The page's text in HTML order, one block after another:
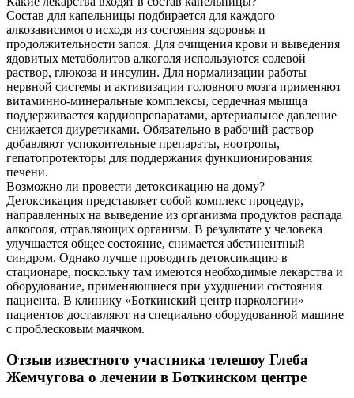
Состав для капельницы подбирается для каждого
алкозависимого исходя из состояния здоровья и
продолжительности запоя. Для очищения крови и выведения
ядовитых метаболитов алкоголя используются солевой
раствор, глюкоза и инсулин. Для нормализации работы
нервной системы и активизации головного мозга применяют
витаминно-минеральные комплексы, сердечная мышца
поддерживается кардиопрепаратами, артериальное давление
снижается диуретиками. Обязательно в рабочий раствор
добавляют успокоительные препараты, ноотропы,
гепатопротекторы для поддержания функционирования
печени.
Возможно ли провести детоксикацию на дому?
Детоксикация представляет собой комплекс процедур,
направленных на выведение из организма продуктов распада
алкоголя, отравляющих организм. В результате у человека
улучшается общее состояние, снимается абстинентный
синдром. Однако лучше проводить детоксикацию в
стационаре, поскольку там имеются необходимые лекарства и
оборудование, применяющиеся при ухудшении состояния
пациента. В клинику «Боткинский центр наркологии»
пациентов доставляют на специально оборудованной машине
с проблесковым маячком.
Отзыв известного участника телешоу Глеба
Жемчугова о лечении в Боткинском центре